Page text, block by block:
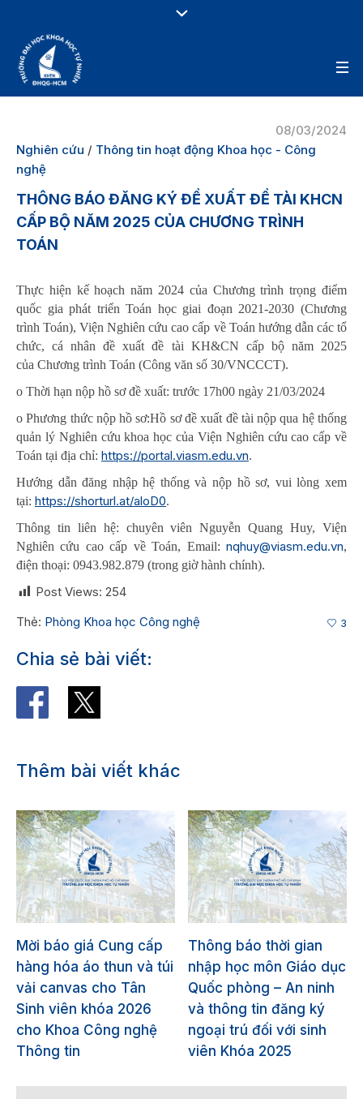
08/03/2024
Nghiên cứu / Thông tin hoạt động Khoa học - Công
nghệ
THÔNG BÁO ĐĂNG KÝ ĐỀ XUẤT ĐỀ TÀI KHCN
CẤP BỘ NĂM 2025 CỦA CHƯƠNG TRÌNH
TOÁN
Thực hiện kế hoạch năm 2024 của Chương trình trọng điểm
quốc gia phát triển Toán học giai đoạn 2021-2030 (Chương
trình Toán), Viện Nghiên cứu cao cấp về Toán hướng dẫn các tổ
chức, cá nhân đề xuất đề tài KH&CN cấp bộ năm 2025
của Chương trình Toán (Công văn số 30/VNCCCT).
o Thời hạn nộp hồ sơ đề xuất: trước 17h00 ngày 21/03/2024
o Phương thức nộp hồ sơ:Hồ sơ đề xuất đề tài nộp qua hệ thống
quản lý Nghiên cứu khoa học của Viện Nghiên cứu cao cấp về
Toán tại địa chỉ: https://portal.viasm.edu.vn.
Hướng dẫn đăng nhập hệ thống và nộp hồ sơ, vui lòng xem
tại: https://shorturl.at/aloD0.
Thông tin liên hệ: chuyên viên Nguyễn Quang Huy, Viện
Nghiên cứu cao cấp về Toán, Email: nqhuy@viasm.edu.vn,
điện thoại: 0943.982.879 (trong giờ hành chính).
Post Views: 254
Thẻ: Phòng Khoa học Công nghệ 3
Chia sẻ bài viết:
Thêm bài viết khác
Mời báo giá Cung cấp
hàng hóa áo thun và túi
vải canvas cho Tân
Sinh viên khóa 2026
cho Khoa Công nghệ
Thông tin
Thông báo thời gian
nhập học môn Giáo dục
Quốc phòng – An ninh
và thông tin đăng ký
ngoại trú đối với sinh
viên Khóa 2025